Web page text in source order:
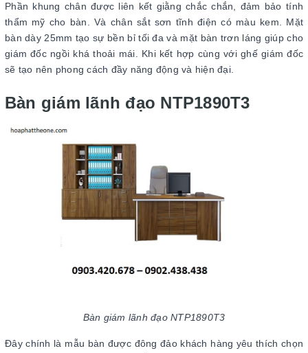
Phần khung chân được liên kết giằng chắc chắn, đảm bảo tính
thẩm mỹ cho bàn. Và chân sắt sơn tĩnh điện có màu kem. Mặt
bàn dày 25mm tạo sự bền bỉ tối đa và mặt bàn trơn láng giúp cho
giám đốc ngồi khá thoải mái. Khi kết hợp cùng với ghế giám đốc
sẽ tạo nên phong cách đầy năng động và hiện đại.
Bàn giám lãnh đạo NTP1890T3
Bàn giám lãnh đạo NTP1890T3
Đây chính là mẫu bàn được đông đảo khách hàng yêu thích chọn